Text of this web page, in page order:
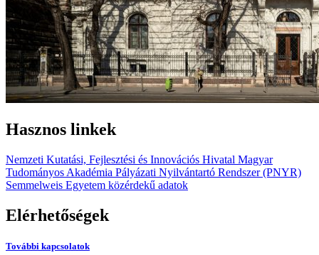
Hasznos linkek
Nemzeti Kutatási, Fejlesztési és Innovációs Hivatal Magyar
Tudományos Akadémia Pályázati Nyilvántartó Rendszer (PNYR)
Semmelweis Egyetem közérdekű adatok
Elérhetőségek
További kapcsolatok